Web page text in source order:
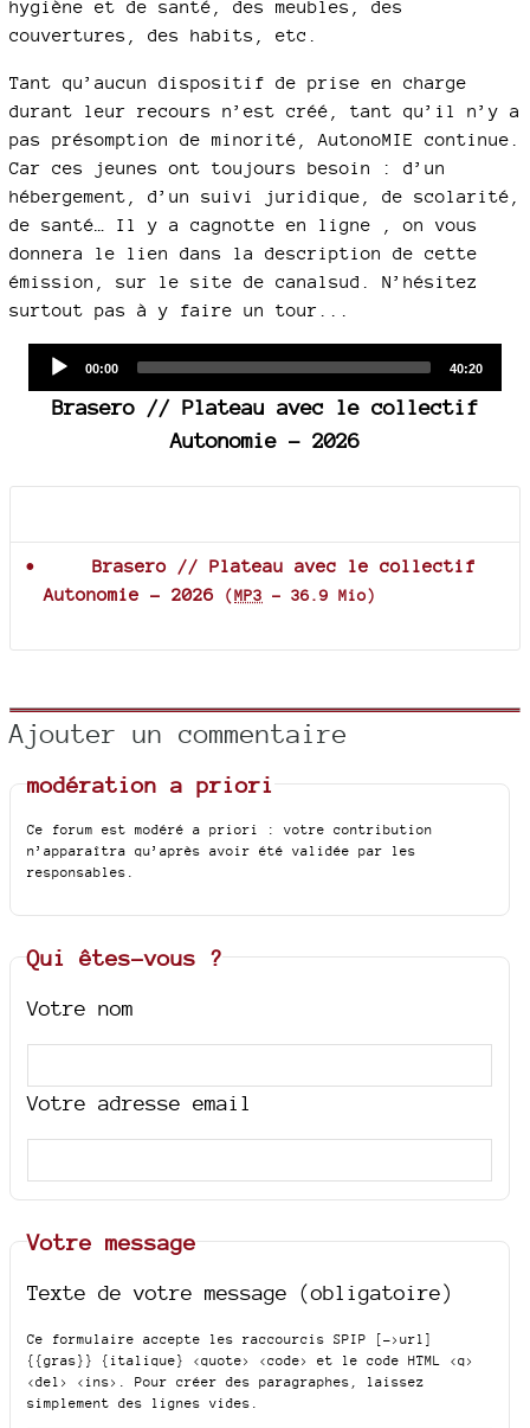
hygiène et de santé, des meubles, des
couvertures, des habits, etc.
Tant qu’aucun dispositif de prise en charge
durant leur recours n’est créé, tant qu’il n’y a
pas présomption de minorité, AutonoMIE continue.
Car ces jeunes ont toujours besoin : d’un
hébergement, d’un suivi juridique, de scolarité,
de santé… Il y a cagnotte en ligne , on vous
donnera le lien dans la description de cette
émission, sur le site de canalsud. N’hésitez
surtout pas à y faire un tour...
Current
00:00
Total
40:20
Brasero // Plateau avec le collectif
Autonomie - 2026
Brasero // Plateau avec le collectif
Autonomie - 2026
(MP3 - 36.9 Mio)
Ajouter un commentaire
modération a priori
Ce forum est modéré a priori : votre contribution
n’apparaîtra qu’après avoir été validée par les
responsables.
Qui êtes-vous ?
Votre nom
Votre adresse email
Votre message
Texte de votre message (obligatoire)
Ce formulaire accepte les raccourcis SPIP
[->url]
{{gras}} {italique} <quote> <code>
et le code HTML <q>
<del> <ins> . Pour créer des paragraphes, laissez
simplement des lignes vides.